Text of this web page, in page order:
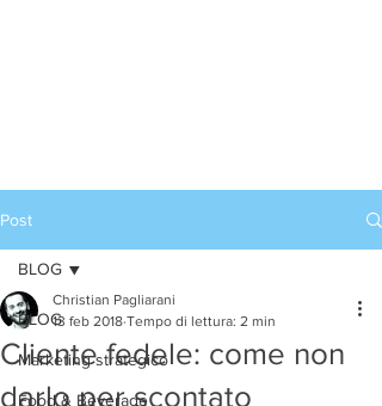
Post
BLOG
Marketing strategico
Food & Beverage
BLOG
Cliente fedele: come non
darlo per scontato
Christian Pagliarani
13 feb 2018 Tempo di lettura: 2 min